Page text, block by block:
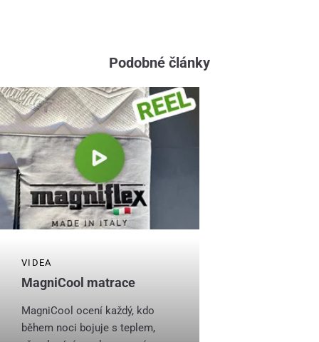
Podobné články
VIDEA
MagniCool matrace
MagniCool ocení každý, kdo
během noci bojuje s teplem,